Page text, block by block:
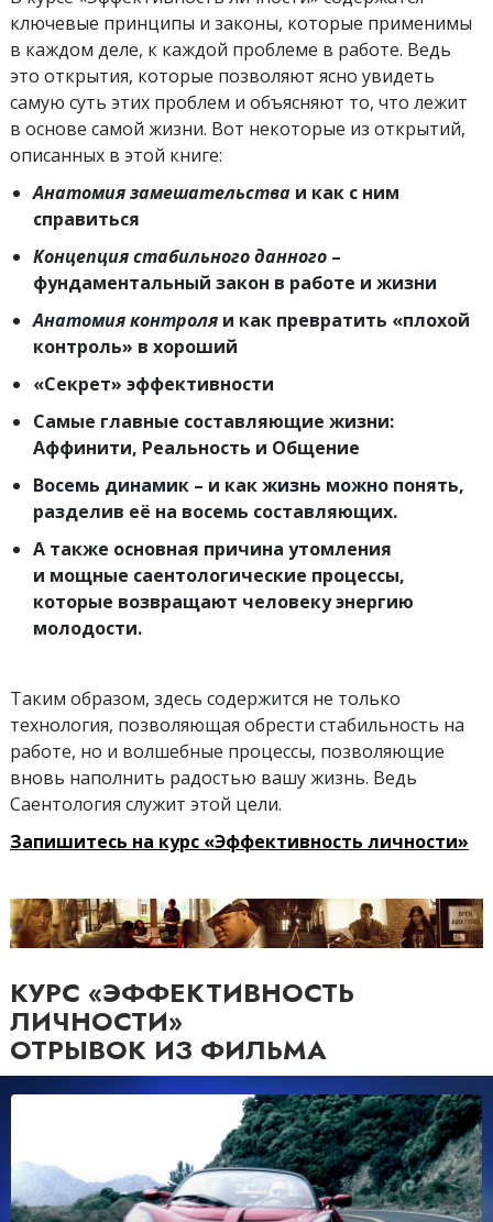
ключевые принципы и законы, которые применимы
в каждом деле, к каждой проблеме в работе. Ведь
это открытия, которые позволяют ясно увидеть
самую суть этих проблем и объясняют то, что лежит
в основе самой жизни. Вот некоторые из открытий,
описанных в этой книге:
Анатомия замешательстваи как с ним
справиться
Концепция стабильного данного–
фундаментальный закон в работе и жизни
Анатомия контроляи как превратить «плохой
контроль» в хороший
«Секрет» эффективности
Самые главные составляющие жизни:
Аффинити, Реальность и Общение
Восемь динамик – и как жизнь можно понять,
разделив её на восемь составляющих.
А также основная причина утомления
и мощные саентологические процессы,
которые возвращают человеку энергию
молодости.
Таким образом, здесь содержится не только
технология, позволяющая обрести стабильность на
работе, но и волшебные процессы, позволяющие
вновь наполнить радостью вашу жизнь. Ведь
Саентология служит этой цели.
Запишитесь на курс «Эффективность личности»
КУРС «ЭФФЕКТИВНОСТЬ
ЛИЧНОСТИ»
ОТРЫВОК ИЗ ФИЛЬМА